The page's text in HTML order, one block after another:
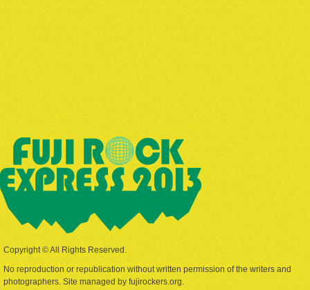
Copyright © All Rights Reserved.
No reproduction or republication without written permission of the writers and
photographers. Site managed by fujirockers.org.